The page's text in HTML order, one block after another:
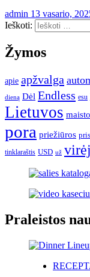
admin 13 vasario,
Ieškoti:
Žymos
apie apžvalga
dieną Dėl Endless esu
Lietuvos maisto
pora priežiūros
tinklaraštis USD už
Praleistos